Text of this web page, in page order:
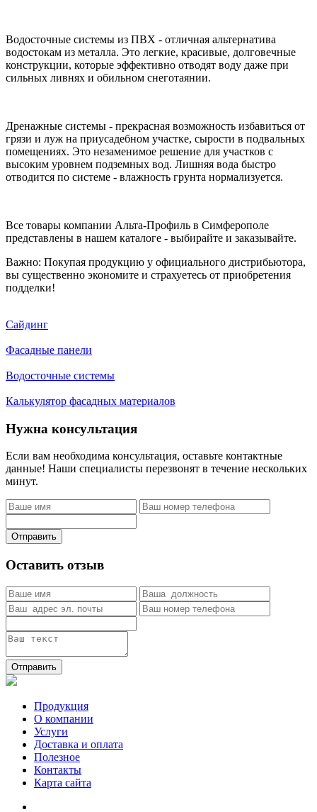
Водосточные системы из ПВХ - отличная альтернатива
водостокам из металла. Это легкие, красивые, долговечные
конструкции, которые эффективно отводят воду даже при
сильных ливнях и обильном снеготаянии.
Дренажные системы - прекрасная возможность избавиться от
грязи и луж на приусадебном участке, сырости в подвальных
помещениях. Это незаменимое решение для участков с
высоким уровнем подземных вод. Лишняя вода быстро
отводится по системе - влажность грунта нормализуется.
Все товары компании Альта-Профиль в Симферополе
представлены в нашем каталоге - выбирайте и заказывайте.
Важно: Покупая продукцию у официального дистрибьютора,
вы существенно экономите и страхуетесь от приобретения
подделки!
Сайдинг
Фасадные панели
Водосточные системы
Калькулятор фасадных материалов
Нужна консультация
Если вам необходима консультация, оставьте контактные
данные! Наши специалисты перезвонят в течение нескольких
минут.
Отправить
Оставить отзыв
Отправить
Продукция
О компании
Услуги
Доставка и оплата
Полезное
Контакты
Карта сайта